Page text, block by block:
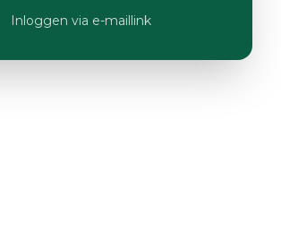
Inloggen via e-maillink